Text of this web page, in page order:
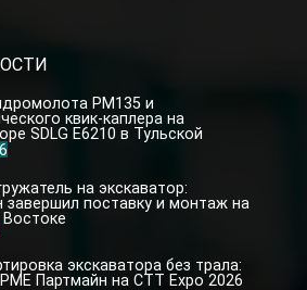
PM135 и
квик-каплера на
SDLG E6210 в Тульской
на экскаватор:
завершил поставку и монтаж на
экскаватора без трала:
Партмайн на CTT Expo 2026